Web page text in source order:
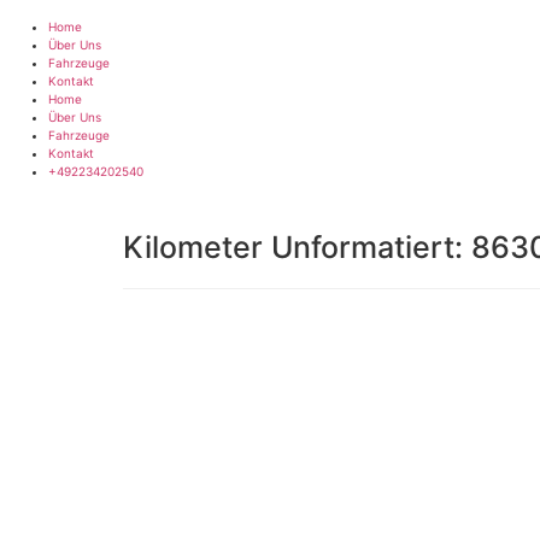
springen
Home
Über Uns
Fahrzeuge
Kontakt
Home
Über Uns
Fahrzeuge
Kontakt
+492234202540
Kilometer Unformatiert: